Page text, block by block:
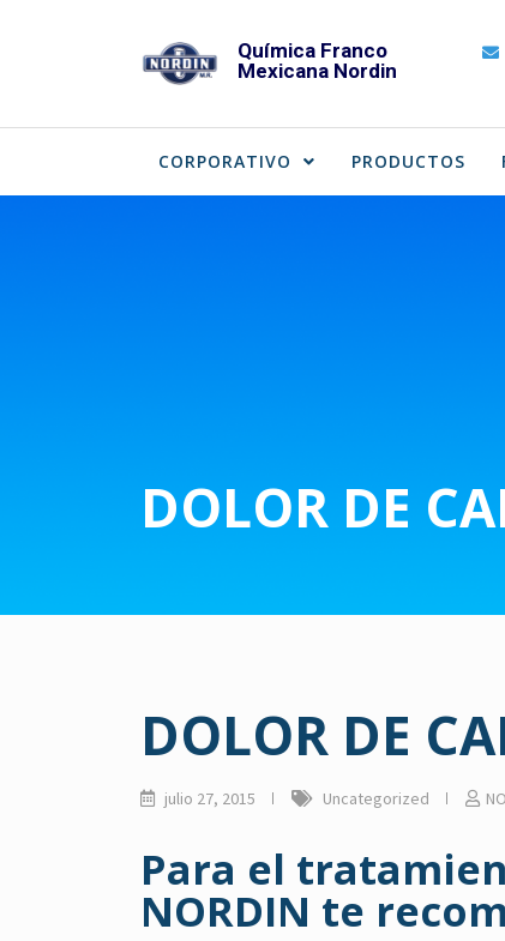
Química Franco
Mexicana Nordin
CORPORATIVO PRODUCTOS
DOLOR DE
DOLOR DE
julio 27, 2015 Uncategorized
Para el
NORDIN te